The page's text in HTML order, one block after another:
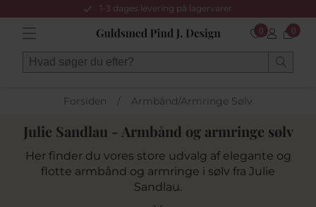
1-3 dages levering på lagervarer
0 0
Forsiden / Armbånd/Armringe Sølv
Julie Sandlau - Armbånd og armringe sølv
Her finder du vores store udvalg af elegante og
flotte armbånd og armringe i sølv fra Julie
Sandlau.